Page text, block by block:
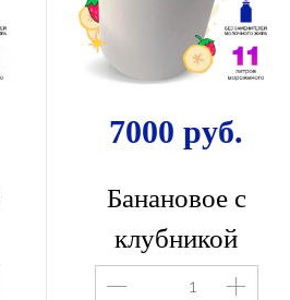
7000 руб.
Банановое с
клубникой